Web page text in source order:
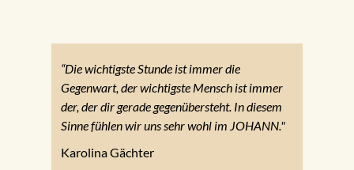
“Die wichtigste Stunde ist immer die
Gegenwart, der wichtigste Mensch ist immer
der, der dir gerade gegenübersteht. In diesem
Sinne fühlen wir uns sehr wohl im JOHANN."
Karolina Gächter